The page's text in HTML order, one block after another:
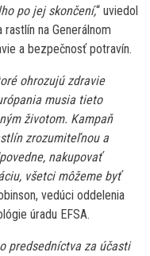
po jej skončení,“ uviedol
na Generálnom
a bezpečnosť potravín.
ohrozujú zdravie
musia tieto
životom. Kampaň
zrozumiteľnou a
nakupovať
všetci môžeme byť
vedúci oddelenia
úradu EFSA.
predsedníctva za účasti